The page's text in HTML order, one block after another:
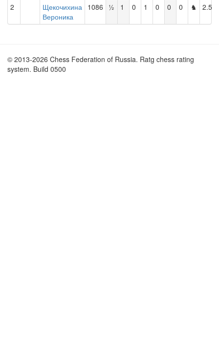
2
Щекочихина
Вероника
1086 ½ 1 0 1 0 0 0 ♞ 2.5
© 2013-2026 Chess Federation of Russia. Ratg chess rating
system. Build 0500